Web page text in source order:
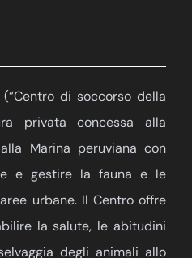
di soccorso della
privata concessa alla
Marina peruviana con
e gestire la fauna e le
urbane. Il Centro offre
la salute, le abitudini
degli animali allo